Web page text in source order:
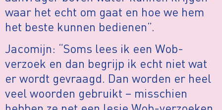
waar het echt om gaat en hoe we hem
het beste kunnen bedienen”.
Jacomijn: “Soms lees ik een Wob-
verzoek en dan begrijp ik echt niet wat
er wordt gevraagd. Dan worden er heel
veel woorden gebruikt – misschien